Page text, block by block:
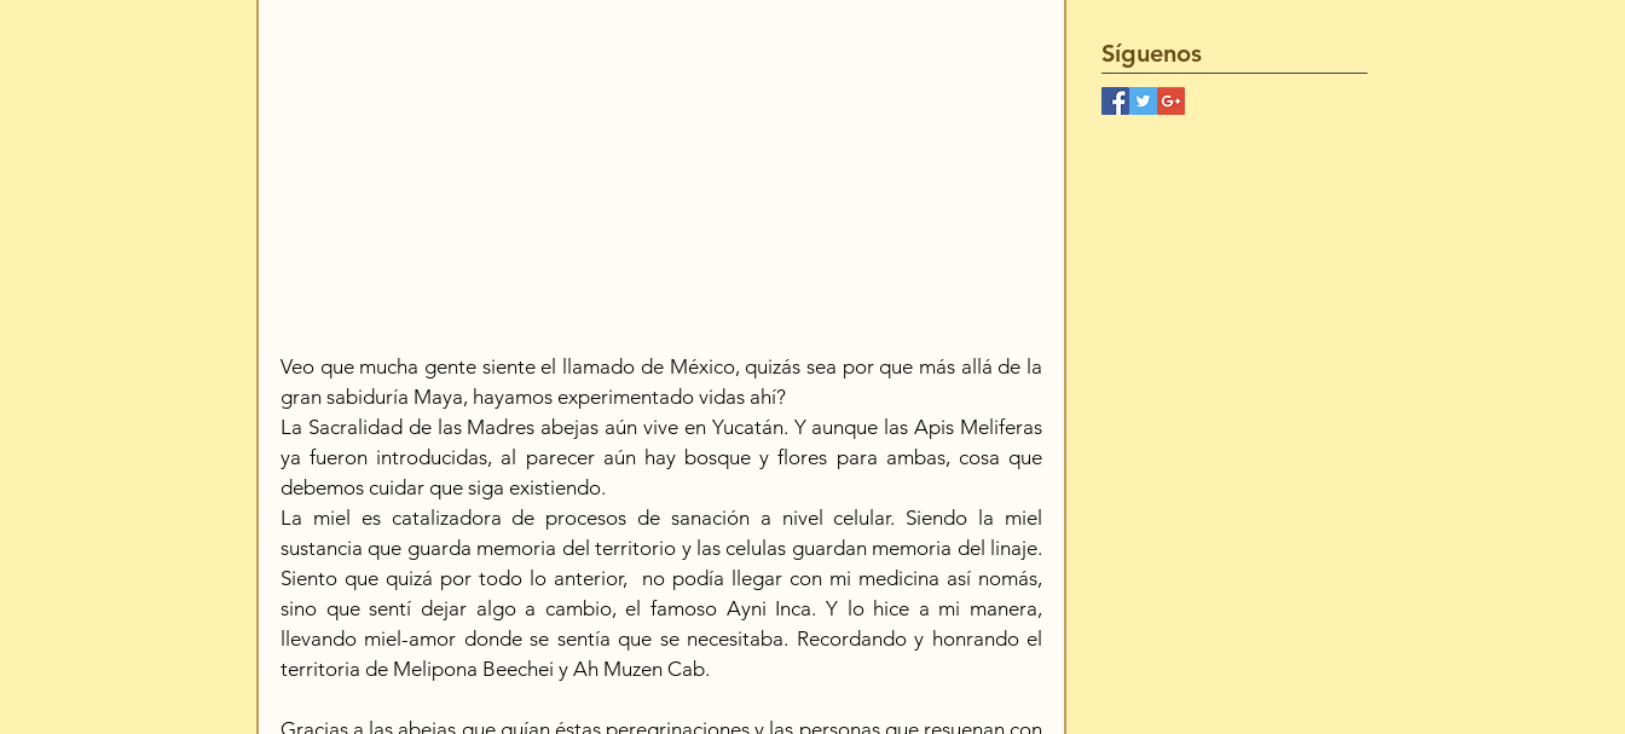
Veo que mucha gente siente el llamado de México, quizás sea por que más allá de la
gran sabiduría Maya, hayamos experimentado vidas ahí?
La Sacralidad de las Madres abejas aún vive en Yucatán. Y aunque las Apis Meliferas
ya fueron introducidas, al parecer aún hay bosque y flores para ambas, cosa que
debemos cuidar que siga existiendo.
La miel es catalizadora de procesos de sanación a nivel celular. Siendo la miel
sustancia que guarda memoria del territorio y las celulas guardan memoria del linaje.
Siento que quizá por todo lo anterior,  no podía llegar con mi medicina así nomás,
sino que sentí dejar algo a cambio, el famoso Ayni Inca. Y lo hice a mi manera,
llevando miel-amor donde se sentía que se necesitaba. Recordando y honrando el
territoria de Melipona Beechei y Ah Muzen Cab.
Síguenos